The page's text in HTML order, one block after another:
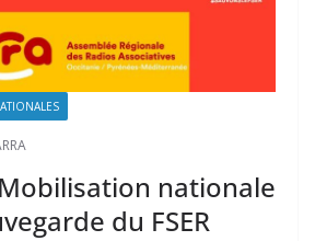
nationale
du FSER